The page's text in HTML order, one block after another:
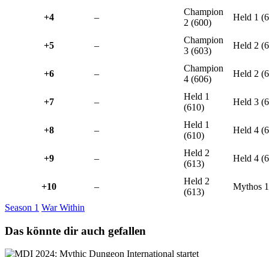
+4 –
Champion
2 (600)
Held 1
+5 –
Champion
3 (603)
Held 2
+6 –
Champion
4 (606)
Held 2
+7 –
Held 1
(610)
Held 3
+8 –
Held 1
(610)
Held 4
+9 –
Held 2
(613)
Held 4
+10 –
Held 2
(613)
Mythos
Season 1 War Within
Das könnte dir auch gefallen